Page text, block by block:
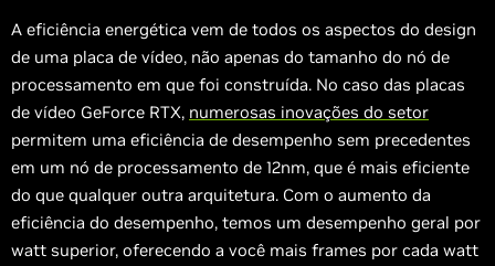
A eficiência energética vem de todos os aspectos do design
de uma placa de vídeo, não apenas do tamanho do nó de
processamento em que foi construída. No caso das placas
de vídeo GeForce RTX, numerosas inovações do setor
permitem uma eficiência de desempenho sem precedentes
em um nó de processamento de 12nm, que é mais eficiente
do que qualquer outra arquitetura. Com o aumento da
eficiência do desempenho, temos um desempenho geral por
watt superior, oferecendo a você mais frames por cada watt